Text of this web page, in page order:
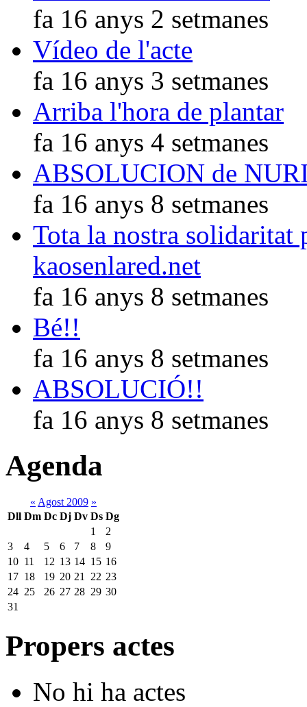
fa 16 anys 2 setmanes
Vídeo de l'acte
fa 16 anys 3 setmanes
Arriba l'hora de plantar
fa 16 anys 4 setmanes
ABSOLUCION de
fa 16 anys 8 setmanes
Tota la nostra solidaritat
kaosenlared.net
fa 16 anys 8 setmanes
Bé!!
fa 16 anys 8 setmanes
ABSOLUCIÓ!!
fa 16 anys 8 setmanes
Agenda
« Agost 2009 »
Dll Dm Dc Dj Dv Ds Dg
1
2
3
4 5 6 7 8
9
10 11 12 13 14 15 16
17 18 19 20 21 22 23
24 25 26 27 28 29 30
31
Propers actes
No hi ha actes